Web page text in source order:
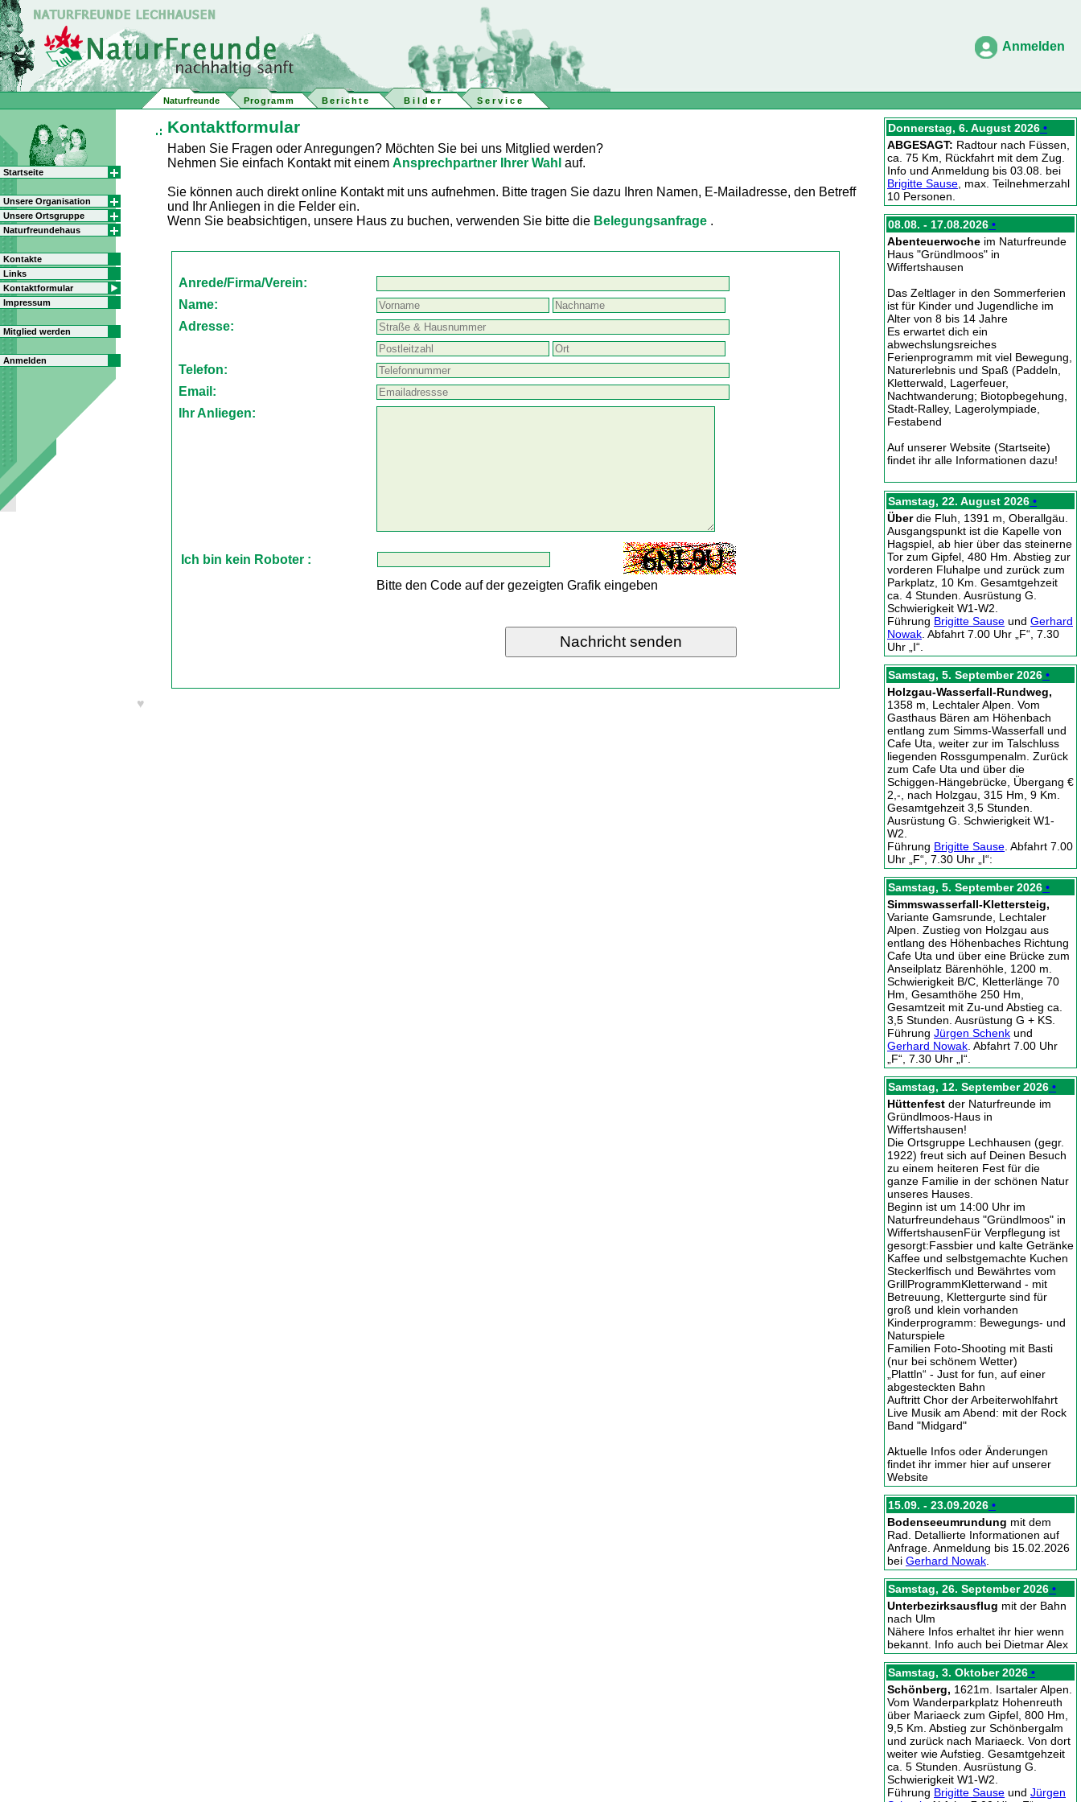
Anmelden
Naturfreunde Programm Berichte Bilder Service
Startseite
Unsere Organisation
Unsere Ortsgruppe
Naturfreundehaus
Kontakte
Links
Kontaktformular
Impressum
Mitglied werden
Anmelden
Donnerstag, 6. August 2026 •
ABGESAGT: Radtour nach Füssen,
ca. 75 Km, Rückfahrt mit dem Zug.
Info und Anmeldung bis 03.08. bei
Brigitte Sause , max. Teilnehmerzahl
10 Personen.
08.08. - 17.08.2026 •
Abenteuerwoche im Naturfreunde
Haus "Gründlmoos" in
Wiffertshausen
Das Zeltlager in den Sommerferien
ist für Kinder und Jugendliche im
Alter von 8 bis 14 Jahre
Es erwartet dich ein
abwechslungsreiches
Ferienprogramm mit viel Bewegung,
Naturerlebnis und Spaß (Paddeln,
Kletterwald, Lagerfeuer,
Nachtwanderung; Biotopbegehung,
Stadt-Ralley, Lagerolympiade,
Festabend
Auf unserer Website (Startseite)
findet ihr alle Informationen dazu!
Samstag, 22. August 2026 •
Überdie Fluh, 1391 m, Oberallgäu.
Ausgangspunkt ist die Kapelle von
Hagspiel, ab hier über das steinerne
Tor zum Gipfel, 480 Hm. Abstieg zur
vorderen Fluhalpe und zurück zum
Parkplatz, 10 Km. Gesamtgehzeit
ca. 4 Stunden. Ausrüstung G.
Schwierigkeit W1-W2.
Führung Brigitte Sause und Gerhard
Nowak . Abfahrt 7.00 Uhr „F“, 7.30
Uhr „I“.
Samstag, 5. September 2026 •
Holzgau-Wasserfall-Rundweg,
1358 m, Lechtaler Alpen. Vom
Gasthaus Bären am Höhenbach
entlang zum Simms-Wasserfall und
Cafe Uta, weiter zur im Talschluss
liegenden Rossgumpenalm. Zurück
zum Cafe Uta und über die
Schiggen-Hängebrücke, Übergang €
2,-, nach Holzgau, 315 Hm, 9 Km.
Gesamtgehzeit 3,5 Stunden.
Ausrüstung G. Schwierigkeit W1-
W2.
Führung Brigitte Sause . Abfahrt 7.00
Uhr „F“, 7.30 Uhr „I“:
Samstag, 5. September 2026 •
Simmswasserfall-Klettersteig,
Variante Gamsrunde, Lechtaler
Alpen. Zustieg von Holzgau aus
entlang des Höhenbaches Richtung
Cafe Uta und über eine Brücke zum
Anseilplatz Bärenhöhle, 1200 m.
Schwierigkeit B/C, Kletterlänge 70
Hm, Gesamthöhe 250 Hm,
Gesamtzeit mit Zu-und Abstieg ca.
3,5 Stunden. Ausrüstung G + KS.
Führung Jürgen Schenk und
Gerhard Nowak . Abfahrt 7.00 Uhr
„F“, 7.30 Uhr „I“.
Samstag, 12. September 2026 •
Hüttenfest der Naturfreunde im
Gründlmoos-Haus in
Wiffertshausen!
Die Ortsgruppe Lechhausen (gegr.
1922) freut sich auf Deinen Besuch
zu einem heiteren Fest für die
ganze Familie in der schönen Natur
unseres Hauses.
Beginn ist um 14:00 Uhr im
Naturfreundehaus "Gründlmoos" in
WiffertshausenFür Verpflegung ist
gesorgt:Fassbier und kalte Getränke
Kaffee und selbstgemachte Kuchen
Steckerlfisch und Bewährtes vom
GrillProgrammKletterwand - mit
Betreuung, Klettergurte sind für
groß und klein vorhanden
Kinderprogramm: Bewegungs- und
Naturspiele
Familien Foto-Shooting mit Basti
(nur bei schönem Wetter)
„Plattln“ - Just for fun, auf einer
abgesteckten Bahn
Auftritt Chor der Arbeiterwohlfahrt
Live Musik am Abend: mit der Rock
Band "Midgard"
Aktuelle Infos oder Änderungen
findet ihr immer hier auf unserer
Website
15.09. - 23.09.2026 •
Bodenseeumrundung mit dem
Rad. Detallierte Informationen auf
Anfrage. Anmeldung bis 15.02.2026
bei Gerhard Nowak
Samstag, 26. September 2026 •
Unterbezirksausflug mit der Bahn
nach Ulm
Nähere Infos erhaltet ihr hier wenn
bekannt. Info auch bei Dietmar Alex
Samstag, 3. Oktober 2026 •
Schönberg, 1621m. Isartaler Alpen.
Vom Wanderparkplatz Hohenreuth
über Mariaeck zum Gipfel, 800 Hm,
9,5 Km. Abstieg zur Schönbergalm
und zurück nach Mariaeck. Von dort
weiter wie Aufstieg. Gesamtgehzeit
ca. 5 Stunden. Ausrüstung G.
Schwierigkeit W1-W2.
Führung Brigitte Sause und Jürgen
Kontaktformular
Haben Sie Fragen oder Anregungen? Möchten Sie bei uns Mitglied werden?
Nehmen Sie einfach Kontakt mit einem Ansprechpartner Ihrer Wahl auf.
Sie können auch direkt online Kontakt mit uns aufnehmen. Bitte tragen Sie dazu Ihren Namen, E-Mailadresse, den Betreff
und Ihr Anliegen in die Felder ein.
Wenn Sie beabsichtigen, unsere Haus zu buchen, verwenden Sie bitte die Belegungsanfrage .
Anrede/Firma/Verein:
Name:
Adresse:
Telefon:
Email:
Ihr Anliegen:
Ich bin kein Roboter :
Bitte den Code auf der gezeigten Grafik eingeben
Nachricht senden
♥